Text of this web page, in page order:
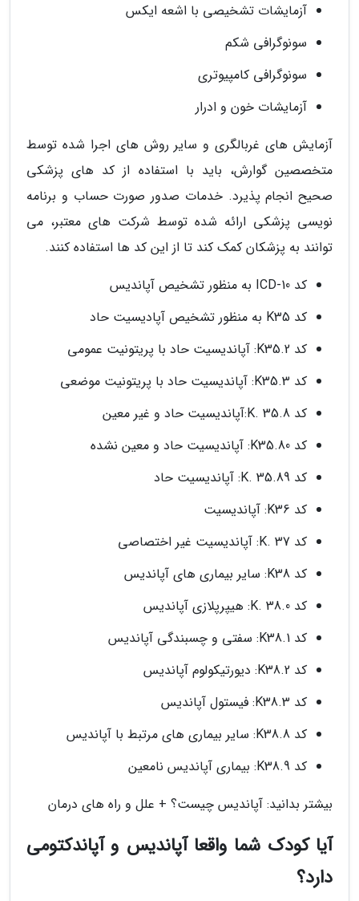
آزمایشات تشخیصی با اشعه ایکس
سونوگرافی شکم
سونوگرافی کامپیوتری
آزمایشات خون و ادرار
آزمایش های غربالگری و سایر روش های اجرا شده توسط
متخصصین گوارش، باید با استفاده از کد های پزشکی
صحیح انجام پذیرد. خدمات صدور صورت حساب و برنامه
نویسی پزشکی ارائه شده توسط شرکت های معتبر، می
توانند به پزشکان کمک کند تا از این کد ها استفاده کنند.
کد ICD-10 به منظور تشخیص آپاندیس
کد K35 به منظور تشخیص آپادیسیت حاد
کد K35.2: آپاندیسیت حاد با پریتونیت عمومی
کد K35.3: آپاندیسیت حاد با پریتونیت موضعی
کد K. 35.8:آپاندیسیت حاد و غیر معین
کد K35.80: آپاندیسیت حاد و معین نشده
کد K. 35.89: آپاندیسیت حاد
کد K36: آپاندیسیت
کد K. 37: آپاندیسیت غیر اختصاصی
کد K38: سایر بیماری های آپاندیس
کد K. 38.0: هیپرپلازی آپاندیس
کد K38.1: سفتی و چسبندگی آپاندیس
کد K38.2: دیورتیکولوم آپاندیس
کد K38.3: فیستول آپاندیس
کد K38.8: سایر بیماری های مرتبط با آپاندیس
کد K38.9: بیماری آپاندیس نامعین
بیشتر بدانید: آپاندیس چیست؟ + علل و راه های درمان
آیا کودک شما واقعا آپاندیس و آپاندکتومی
دارد؟